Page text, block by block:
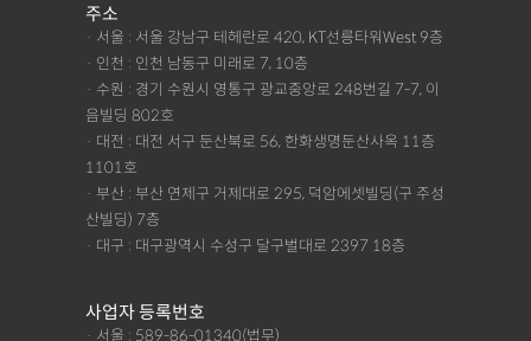
주소
· 서울 : 서울 강남구 테헤란로 420, KT선릉타워West 9층
· 인천 : 인천 남동구 미래로 7, 10층
· 수원 : 경기 수원시 영통구 광교중앙로 248번길 7-7, 이
음빌딩 802호
· 대전 : 대전 서구 둔산북로 56, 한화생명둔산사옥 11층
1101호
· 부산 : 부산 연제구 거제대로 295, 덕암에셋빌딩(구 주성
산빌딩) 7층
· 대구 : 대구광역시 수성구 달구벌대로 2397 18층
사업자 등록번호
· 서울 : 589-86-01340(법무)